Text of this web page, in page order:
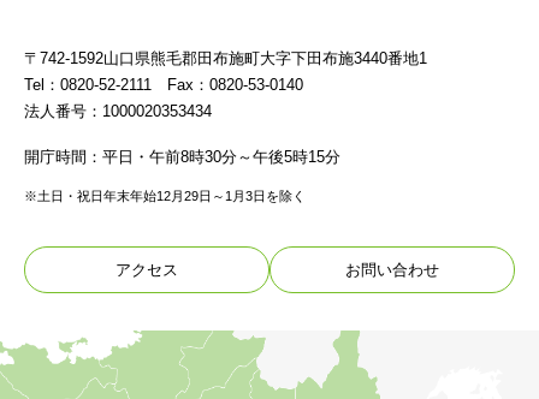
〒742-1592山口県熊毛郡田布施町大字下田布施3440番地1
Tel：0820-52-2111 Fax：0820-53-0140
法人番号：1000020353434
開庁時間：平日・午前8時30分～午後5時15分
※土日・祝日年末年始12月29日～1月3日を除く
アクセス お問い合わせ